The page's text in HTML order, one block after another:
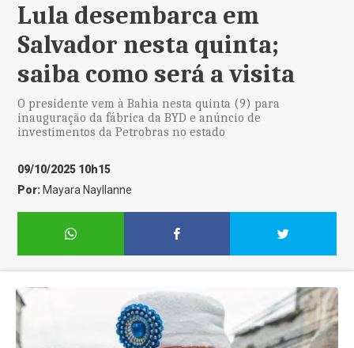
Lula desembarca em
Salvador nesta quinta;
saiba como será a visita
O presidente vem à Bahia nesta quinta (9) para
inauguração da fábrica da BYD e anúncio de
investimentos da Petrobras no estado
09/10/2025 10h15
Por: Mayara Nayllanne